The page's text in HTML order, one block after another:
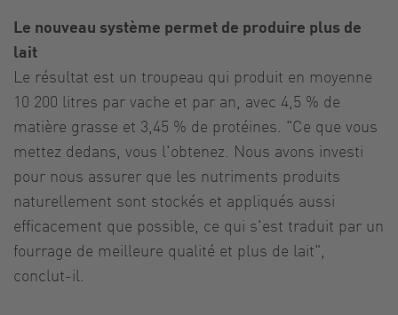
Le nouveau système permet de produire plus de
lait
Le résultat est un troupeau qui produit en moyenne
10 200 litres par vache et par an, avec 4,5 % de
matière grasse et 3,45 % de protéines. "Ce que vous
mettez dedans, vous l'obtenez. Nous avons investi
pour nous assurer que les nutriments produits
naturellement sont stockés et appliqués aussi
efficacement que possible, ce qui s'est traduit par un
fourrage de meilleure qualité et plus de lait",
conclut-il.